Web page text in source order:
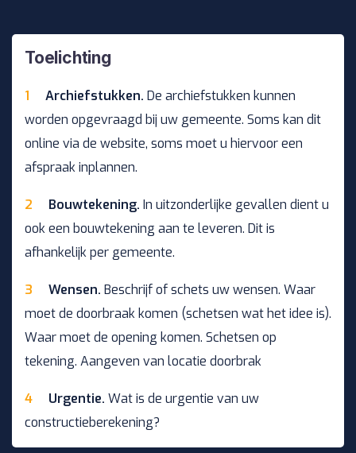
Toelichting
Archiefstukken. De archiefstukken kunnen
worden opgevraagd bij uw gemeente. Soms kan dit
online via de website, soms moet u hiervoor een
afspraak inplannen.
Bouwtekening. In uitzonderlijke gevallen dient u
ook een bouwtekening aan te leveren. Dit is
afhankelijk per gemeente.
Wensen. Beschrijf of schets uw wensen. Waar
moet de doorbraak komen (schetsen wat het idee is).
Waar moet de opening komen. Schetsen op
tekening. Aangeven van locatie doorbrak
Urgentie. Wat is de urgentie van uw
constructieberekening?